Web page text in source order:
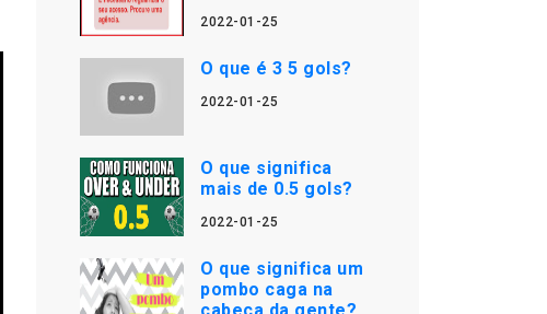
2022-01-25
O que é 3 5 gols?
2022-01-25
O que significa
mais de 0.5 gols?
2022-01-25
O que significa um
pombo caga na